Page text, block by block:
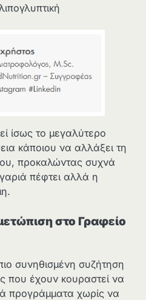
ίσως το μεγαλύτερο
κάποιου να αλλάξει τη
προκαλώντας συχνά
πέφτει αλλά η
στο Γραφείο
συνηθισμένη συζήτηση
έχουν κουραστεί να
προγράμματα χωρίς να